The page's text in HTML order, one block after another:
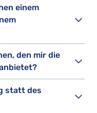
einem
den mir die
statt des